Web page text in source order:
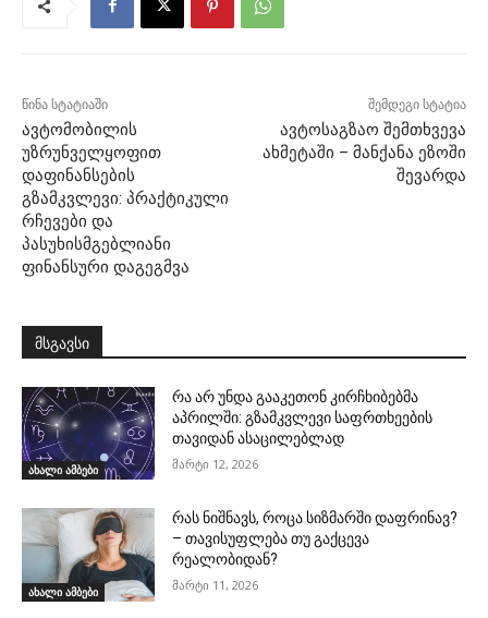
წინა სტატიაში
ავტომობილის
უზრუნველყოფით
დაფინანსების
გზამკვლევი: პრაქტიკული
რჩევები და
პასუხისმგებლიანი
ფინანსური დაგეგმვა
შემდეგი სტატია
ავტოსაგზაო შემთხვევა
ახმეტაში – მანქანა ეზოში
შევარდა
მსგავსი
ახალი ამბები
რა არ უნდა გააკეთონ კირჩხიბებმა
აპრილში: გზამკვლევი საფრთხეების
თავიდან ასაცილებლად
მარტი 12, 2026
ახალი ამბები
რას ნიშნავს, როცა სიზმარში დაფრინავ?
– თავისუფლება თუ გაქცევა
რეალობიდან?
მარტი 11, 2026